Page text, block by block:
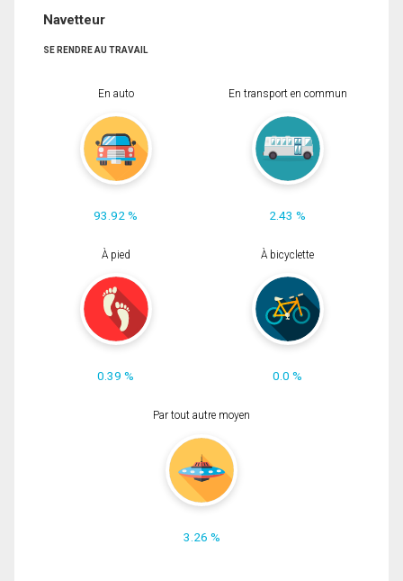
Navetteur
SE RENDRE AU TRAVAIL
En auto
93.92 %
En transport en commun
2.43 %
À pied
0.39 %
À bicyclette
0.0 %
Par tout autre moyen
3.26 %